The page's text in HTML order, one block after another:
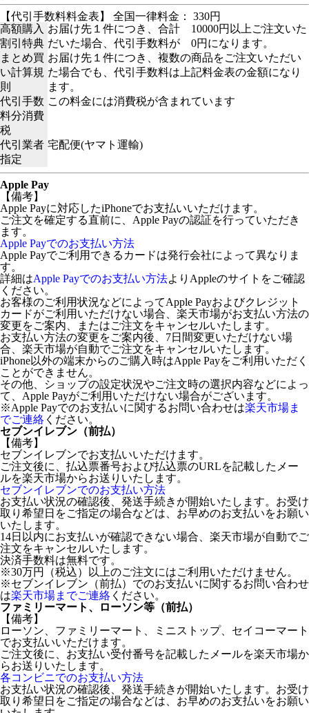
【代引手数料料金表】 全国一律料金： 330円
高額購入
割引特典
お届け先１件につき、合計 10000円以上ご注文いた
だいた場合、代引手数料が 0円になります。
まとめ買
い計算規
則
お届け先１件につき、複数の商品をご注文いただい
た場合でも、代引手数料は上記料金表の金額になり
ます。
代引手数
料分消費
税
この料金には消費税が含まれています
代引業者
指定
宅配便(ヤマト運輸)
Apple Pay
【備考】
Apple Payに対応したiPhoneでお支払いいただけます。
ご注文を確定する直前に、Apple Payの認証を行っていただき
ます。
Apple Payでのお支払い方法
Apple Payでご利用できるカードは発行会社によって異なりま
す。
詳細はApple Payでのお支払い方法よりAppleのサイトをご確認
ください。
お客様のご利用状況などによってApple Payおよびクレジット
カードがご利用いただけない場合、楽天市場がお支払い方法の
変更をご案内、またはご注文をキャンセルいたします。
お支払い方法の変更をご案内後、7日間変更いただけない場
合、楽天市場が自動でご注文をキャンセルいたします。
iPhone以外の端末からのご購入時はApple Payをご利用いただく
ことができません。
その他、ショップの設定状況やご注文時の選択内容などによっ
て、Apple Payがご利用いただけない場合がございます。
※Apple Payでのお支払いに関するお問い合わせは楽天市場ま
でご連絡 ください。
セブンイレブン（前払）
【備考】
セブンイレブンでお支払いいただけます。
ご注文後に、払込票番号および払込票のURLを記載したメー
ルを楽天市場からお送りいたします。
セブンイレブンでのお支払い方法
お支払い状況の確認後、発送手続きが開始いたします。お受け
取り希望日をご指定の場合などは、お早めのお支払いをお願い
いたします。
14日以内にお支払いが確認できない場合、楽天市場が自動でご
注文をキャンセルいたします。
決済手数料は無料です。
※30万円（税込）以上のご注文にはご利用いただけません。
※セブンイレブン（前払）でのお支払いに関するお問い合わせ
は楽天市場までご連絡 ください。
ファミリーマート、ローソン等（前払）
【備考】
ローソン、ファミリーマート、ミニストップ、セイコーマート
でお支払いいただけます。
ご注文後に、お支払い受付番号を記載したメールを楽天市場か
らお送りいたします。
各コンビニでのお支払い方法
お支払い状況の確認後、発送手続きが開始いたします。お受け
取り希望日をご指定の場合などは、お早めのお支払いをお願い